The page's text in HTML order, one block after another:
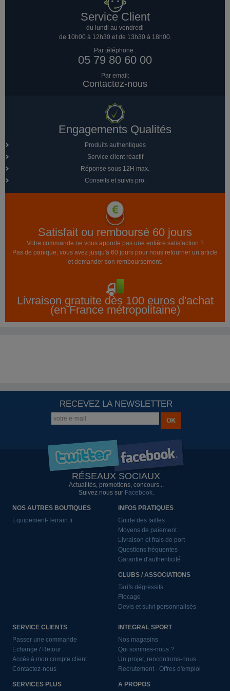
Service Client
du lundi au vendredi
de 10h00 à 12h30 et de 13h30 à 18h00.
Par téléphone :
05 79 80 60 00
Par email:
Contactez-nous
Engagements Qualités
Produits authentiques
Service client réactif
Réponse sous 12H max.
Conseils et suivis pro.
Satisfait ou remboursé 60 jours
Votre commande ne vous apporte pas une entière satisfaction ?
Pas de panique, vous avez jusqu'à 60 jours pour nous retourner un article
et demander son remboursement.
Livraison gratuite dès 100 euros d'achat
(en France métropolitaine)
RECEVEZ LA NEWSLETTER
RÉSEAUX SOCIAUX
Actualités, promotions, concours...
Suivez nous sur Facebook.
NOS AUTRES BOUTIQUES
Equipement-Terrain.fr
INFOS PRATIQUES
Guide des tailles
Moyens de paiement
Livraison et frais de port
Questions fréquentes
Garantie d'authenticité
CLUBS / ASSOCIATIONS
Tarifs dégressifs
Flocage
Devis et suivi personnalisés
SERVICE CLIENTS
Passer une commande
Echange / Retour
Accès à mon compte client
Contactez-nous
SERVICES PLUS
INTEGRAL SPORT
Nos magasins
Qui sommes-nous ?
Un projet, rencontrons-nous...
Recrutement - Offres d'emploi
A PROPOS